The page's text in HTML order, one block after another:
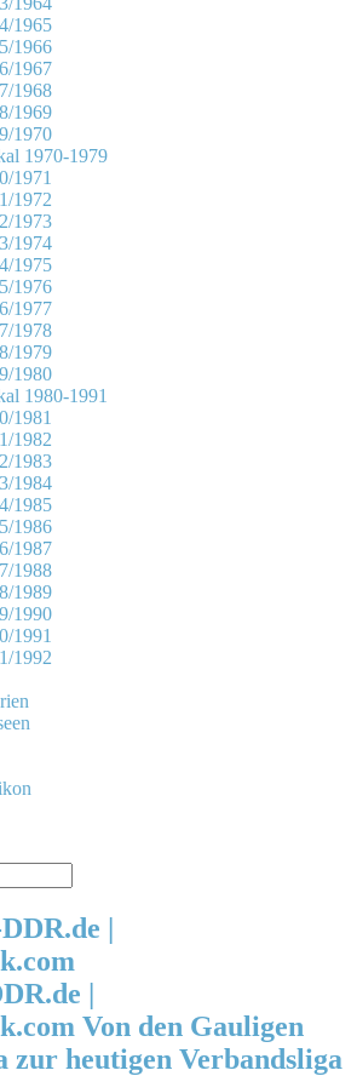
1965
1966
1967
1968
1969
1970
1970-1979
1971
1972
1973
1974
1975
1976
1977
1978
1979
1980
1980-1991
1981
1982
1983
1984
1985
1986
1987
1988
1989
1990
1991
1992
|
Von den Gauligen
zur heutigen Verbandsliga